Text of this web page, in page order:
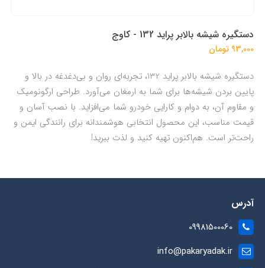
دستگيره شيشه بالابر پرايد 132 - کاوج
93,000 تومان
دستگیره شیشه بالابر پراید 132، تجربه‌ای روان و بی‌دغدغه در بالا و
پایین بردن شیشه‌ها برای شما به ارمغان می‌آورد. طراحی ارگونومیک
و مقاوم آن، به دوام و کارایی خودرو شما می‌افزاید. با نصب آسان و
قیمت مناسب، این محصول انتخابی هوشمندانه برای رانندگی ایمن و
راحت‌تر است. هم‌اکنون تهیه کنید و لذت ببرید!
آدرس
09981500060
info@pakaryadak.ir